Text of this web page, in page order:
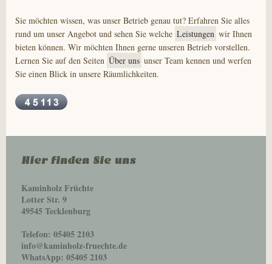
Sie möchten wissen, was unser Betrieb genau tut? Erfahren Sie alles
rund um unser Angebot und sehen Sie welche Leistungen wir Ihnen
bieten können. Wir möchten Ihnen gerne unseren Betrieb vorstellen.
Lernen Sie auf den Seiten Über uns unser Team kennen und werfen
Sie einen Blick in unsere Räumlichkeiten.
Hier finden Sie uns
Kaminholz Früchte
Lotter Str. 9
49545 Tecklenburg
Telefon: 05405 2103
info@kaminholz-fruechte.de
WhatsApp: 05405 2103